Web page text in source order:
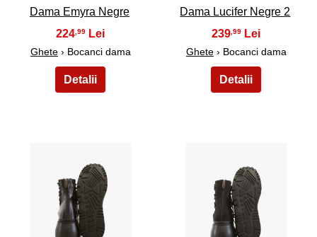
Dama Emyra Negre
224,99
Ghete› Bocanci dama
Dama Lucifer Negre 2
239,99
Ghete› Bocanci dama
15 16